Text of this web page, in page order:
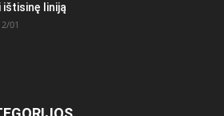
ištisinę liniją
01